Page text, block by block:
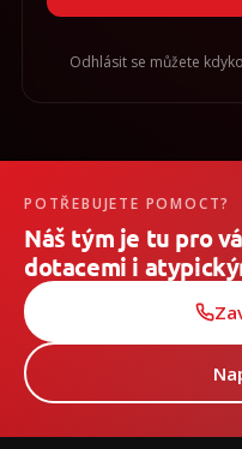
Odhlásit se můžete
POTŘEBUJETE POMOCT?
Náš tým je tu pro
dotacemi i